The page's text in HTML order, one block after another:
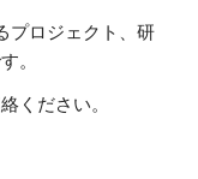
プロジェクト、研
。
ください。